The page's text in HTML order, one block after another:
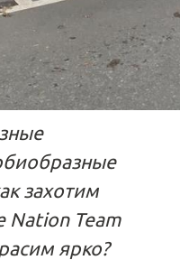
захотим
Nation Team
ярко?